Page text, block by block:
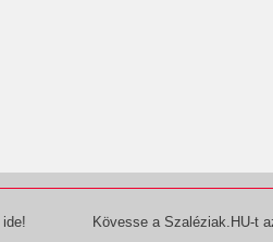
Kövesse a Szaléziak.HU-t